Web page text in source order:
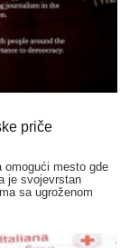
priče
omogući mesto gde
je svojevrstan
sa ugroženom